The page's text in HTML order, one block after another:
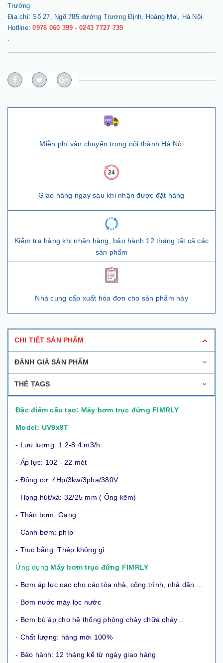
Trường
Địa chỉ: Số 27, Ngõ 785 đường Trương Định, Hoàng Mai, Hà Nội
Hotline:0976 060 399 - 0243 7727 739
.
Miễn phí vận chuyển trong nội thành Hà Nội
Giao hàng ngay sau khi nhận được đặt hàng
Kiểm tra hàng khi nhận hàng, bảo hành 12 tháng tất cả các
sản phẩm
Nhà cung cấp xuất hóa đơn cho sản phẩm này
CHI TIẾT SẢN PHẨM
ĐÁNH GIÁ SẢN PHẨM
THẺ TAGS
Đặc điểm cấu tạo: Máy bơm trục đứng FIMRLY
Model: UV9x9T
- Lưu lượng: 1.2-8.4 m3/h
- Áp lực: 102 - 22 mét
- Động cơ: 4Hp/3kw/3pha/380V
- Họng hút/xả: 32/25 mm ( Ống kẽm)
- Thân bơm: Gang
- Cánh bơm: phíp
- Trục bằng: Thép không gỉ
Ứng dụng Máy bơm trục đứng FIMRLY
- Bơm áp lực cao cho các tòa nhà, công trình, nhà dân ...
- Bơm nước máy lọc nước
- Bơm bù áp cho hệ thống phòng cháy chữa cháy ..
- Chất lượng: hàng mới 100%
- Bảo hành: 12 tháng kể từ ngày giao hàng